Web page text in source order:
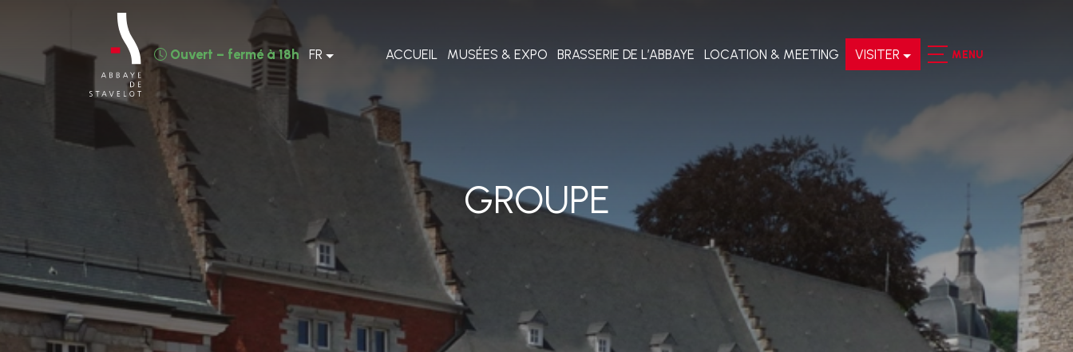
Ouvert – fermé à 18h FR ACCUEIL MUSÉES & EXPO BRASSERIE DE L’ABBAYE LOCATION & MEETING VISITER MENU
GROUPE